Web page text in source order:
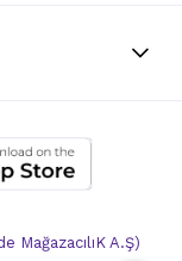
MağazacılıK A.Ş)